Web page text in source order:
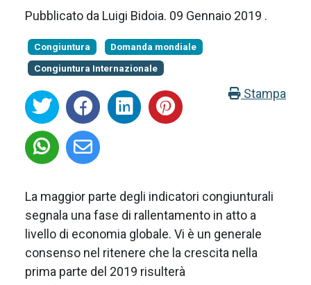
Pubblicato da Luigi Bidoia. 09 Gennaio 2019 .
Congiuntura
Domanda mondiale
Congiuntura Internazionale
Stampa
La maggior parte degli indicatori congiunturali
segnala una fase di rallentamento in atto a
livello di economia globale. Vi è un generale
consenso nel ritenere che la crescita nella
prima parte del 2019 risulterà